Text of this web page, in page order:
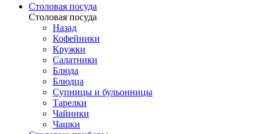
Столовая посуда
Столовая посуда
Назад
Кофейники
Кружки
Салатники
Блюда
Блюдца
Супницы и бульонницы
Тарелки
Чайники
Чашки